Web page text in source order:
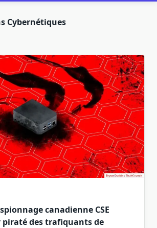
Cybernétiques
canadienne CSE
piraté des trafiquants de